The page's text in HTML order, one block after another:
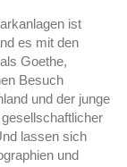
ist
es mit den
Goethe,
Besuch
und der junge
lassen sich
und